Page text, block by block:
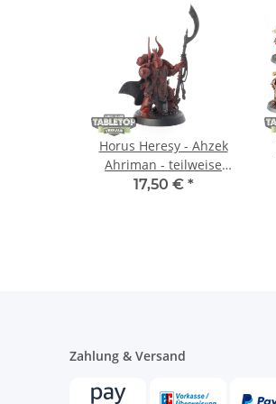
Horus Heresy - Ahzek
Ahriman - teilweise
bemalt
17,50 € *
Zahlung & Versand